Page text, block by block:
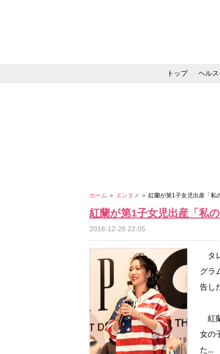
トップ ヘル
ホーム ＞ エンタメ ＞ 紅蘭が第1子女児出産「
紅蘭が第1子女児出産「私
2018-12-28 22:05
タ
グラ
告し
紅
女の
た...